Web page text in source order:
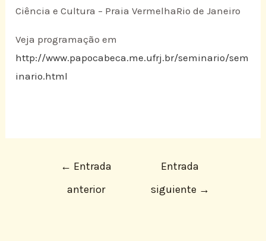
Ciência e Cultura – Praia VermelhaRio de Janeiro
Veja programação em
http://www.papocabeca.me.ufrj.br/seminario/sem
inario.html
← Entrada
anterior
Entrada
siguiente →